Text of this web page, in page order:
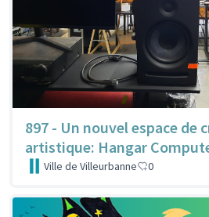
897 - Un nouvel espace de
artistique: Hangar
Ville de Villeurbanne 0